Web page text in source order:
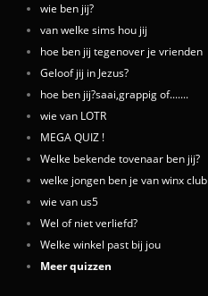
wie ben jij?
van welke sims hou jij
hoe ben jij tegenover je vrienden
Geloof jij in Jezus?
hoe ben jij?saai,grappig of.......
wie van LOTR
MEGA QUIZ !
Welke bekende tovenaar ben jij?
welke jongen ben je van winx club
wie van us5
Wel of niet verliefd?
Welke winkel past bij jou
Meer quizzen